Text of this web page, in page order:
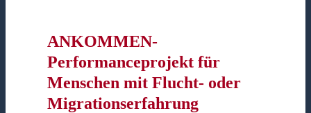
ANKOMMEN-
Performanceprojekt für
Menschen mit Flucht- oder
Migrationserfahrung